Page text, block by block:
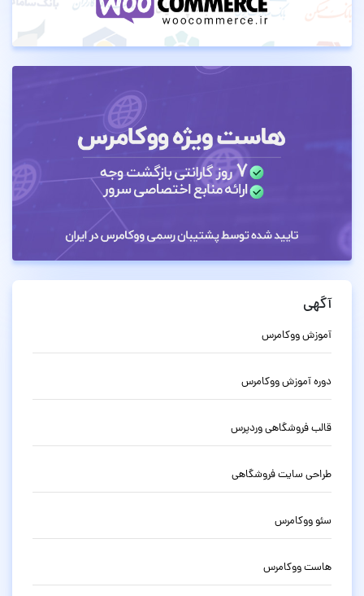
آگهی
آموزش ووکامرس
دوره آموزش ووکامرس
قالب فروشگاهی وردپرس
طراحی سایت فروشگاهی
سئو ووکامرس
هاست ووکامرس